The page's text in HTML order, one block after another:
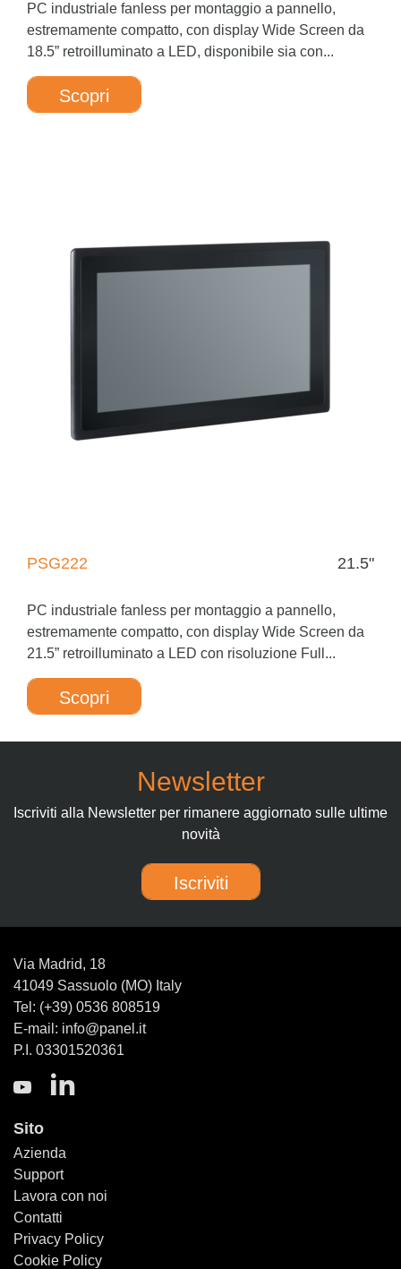
PC industriale fanless per montaggio a pannello,
estremamente compatto, con display Wide Screen da
18.5” retroilluminato a LED, disponibile sia con...
Scopri
PSG222 21.5"
PC industriale fanless per montaggio a pannello,
estremamente compatto, con display Wide Screen da
21.5” retroilluminato a LED con risoluzione Full...
Scopri
Newsletter
Iscriviti alla Newsletter per rimanere aggiornato sulle ultime
novità
Iscriviti
Via Madrid, 18
41049 Sassuolo (MO) Italy
Tel: (+39) 0536 808519
E-mail: info@panel.it
P.I. 03301520361
Sito
Azienda
Support
Lavora con noi
Contatti
Privacy Policy
Cookie Policy